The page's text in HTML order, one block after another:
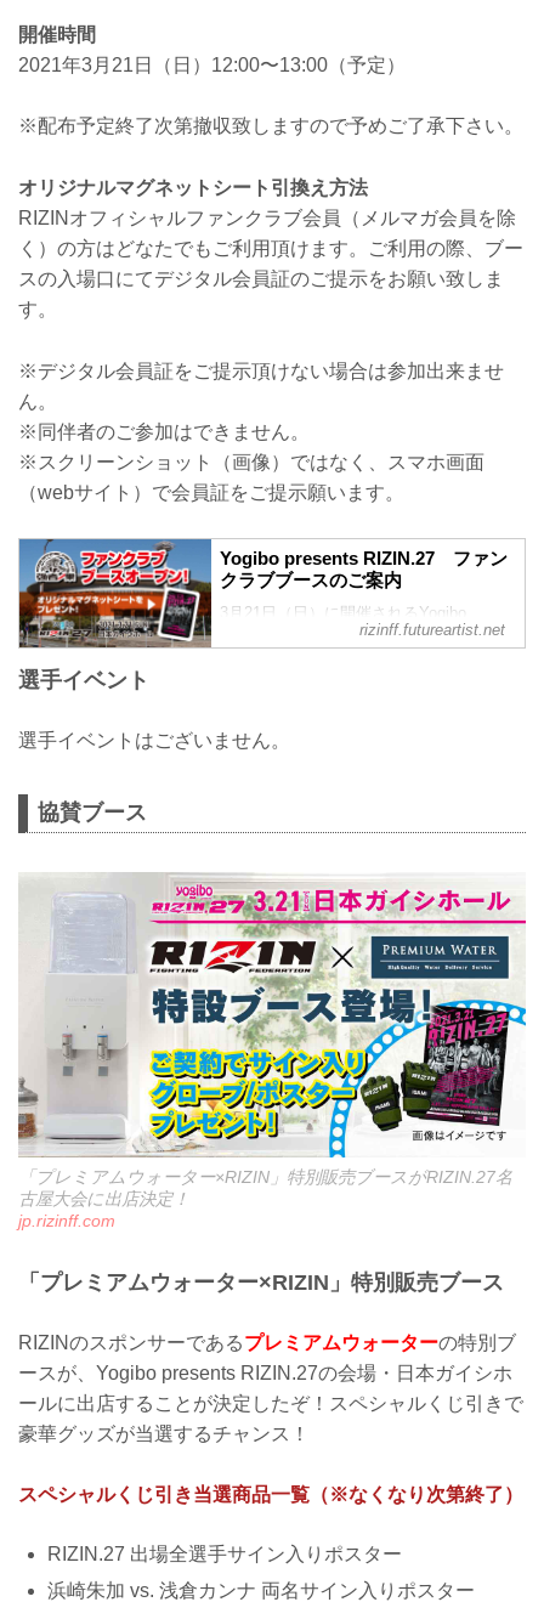
開催時間
2021年3月21日（日）12:00〜13:00（予定）
※配布予定終了次第撤収致しますので予めご了承下さい。
オリジナルマグネットシート引換え方法
RIZINオフィシャルファンクラブ会員（メルマガ会員を除
く）の方はどなたでもご利用頂けます。ご利用の際、ブー
スの入場口にてデジタル会員証のご提示をお願い致しま
す。
※デジタル会員証をご提示頂けない場合は参加出来ませ
ん。
※同伴者のご参加はできません。
※スクリーンショット（画像）ではなく、スマホ画面
（webサイト）で会員証をご提示願います。
Yogibo presents RIZIN.27 ファン
クラブブースのご案内
3月21日（日）に開催されるYogibo
presents RIZIN.27にて、RIZIN FF オフィ
rizinff.futureartist.net
選手イベント
選手イベントはございません。
協賛ブース
「プレミアムウォーター×RIZIN」特別販売ブースがRIZIN.27名
古屋大会に出店決定！
jp.rizinff.com
「プレミアムウォーター×RIZIN」特別販売ブース
RIZINのスポンサーであるプレミアムウォーターの特別ブ
ースが、Yogibo presents RIZIN.27の会場・日本ガイシホ
ールに出店することが決定したぞ！スペシャルくじ引きで
豪華グッズが当選するチャンス！
スペシャルくじ引き当選商品一覧（※なくなり次第終了）
RIZIN.27 出場全選手サイン入りポスター
浜崎朱加 vs. 浅倉カンナ 両名サイン入りポスター